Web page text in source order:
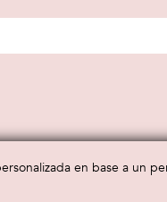
en base a un